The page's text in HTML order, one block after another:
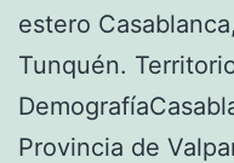
estero
Tunquén.
Provincia de